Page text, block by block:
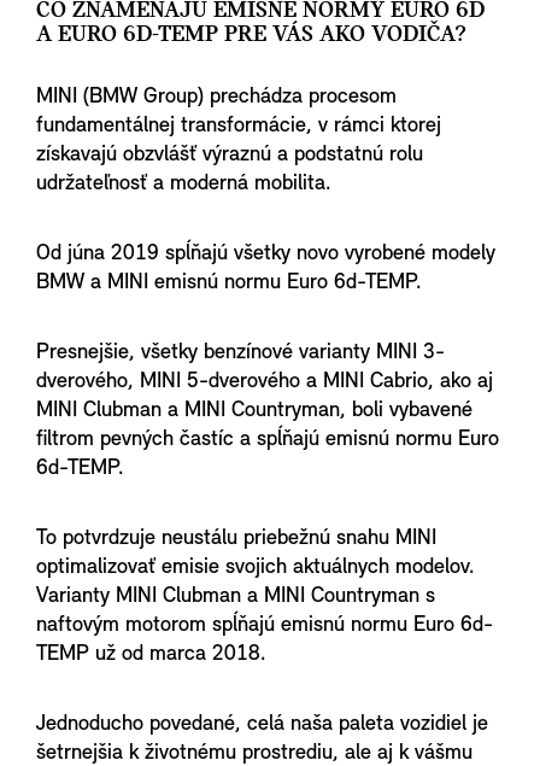
ČO ZNAMENAJÚ EMISNÉ NORMY EURO 6D
A EURO 6D-TEMP PRE VÁS AKO VODIČA?
MINI (BMW Group) prechádza procesom
fundamentálnej transformácie, v rámci ktorej
získavajú obzvlášť výraznú a podstatnú rolu
udržateľnosť a moderná mobilita.
Od júna 2019 spĺňajú všetky novo vyrobené modely
BMW a MINI emisnú normu Euro 6d-TEMP.
Presnejšie, všetky benzínové varianty MINI 3-
dverového, MINI 5-dverového a MINI Cabrio, ako aj
MINI Clubman a MINI Countryman, boli vybavené
filtrom pevných častíc a spĺňajú emisnú normu Euro
6d-TEMP.
To potvrdzuje neustálu priebežnú snahu MINI
optimalizovať emisie svojich aktuálnych modelov.
Varianty MINI Clubman a MINI Countryman s
naftovým motorom spĺňajú emisnú normu Euro 6d-
TEMP už od marca 2018.
Jednoducho povedané, celá naša paleta vozidiel je
šetrnejšia k životnému prostrediu, ale aj k vášmu